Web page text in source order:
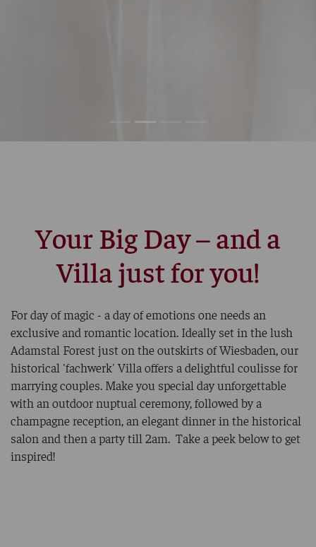
Your Big Day – and a
Villa just for you!
For day of magic - a day of emotions one needs an
exclusive and romantic location. Ideally set in the lush
Adamstal Forest just on the outskirts of Wiesbaden, our
historical 'fachwerk' Villa offers a delightful coulisse for
marrying couples. Make you special day unforgettable
with an outdoor nuptual ceremony, followed by a
champagne reception, an elegant dinner in the historical
salon and then a party till 2am. Take a peek below to get
inspired!